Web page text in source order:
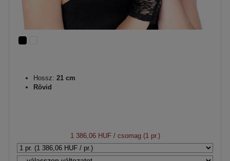
Hossz: 21 cm
Rövid
1 386,06 HUF/ csomag (1 pr.)